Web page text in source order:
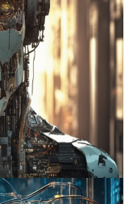
pressão de custos
revelam uma
inteligência artificial e os
escolas e
segurança e